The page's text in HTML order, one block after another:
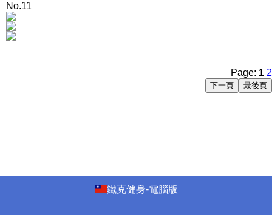
No.11
Page: 1 2
鐵克健身-電腦版